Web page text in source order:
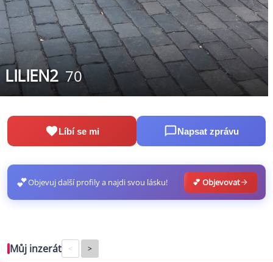
LILIEN2 70
Líbí se mi Napsat zprávu
💕Objevuj další profily a najdi svou lásku! 💕 Objevovat
Můj inzerát < >